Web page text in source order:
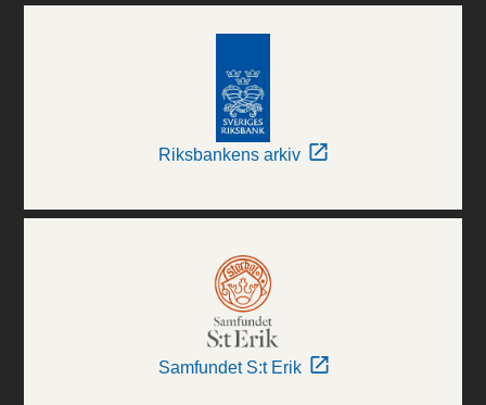
Riksbankens arkiv
Samfundet S:t Erik